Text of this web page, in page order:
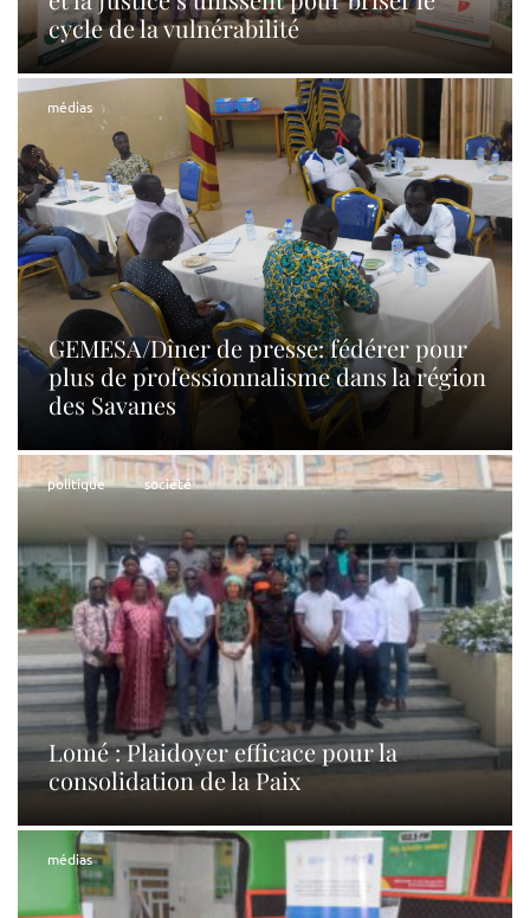
cycle de la vulnérabilité
médias
GEMESA/Dîner de presse: fédérer pour
plus de professionnalisme dans la région
des Savanes
politique société
Lomé : Plaidoyer efficace pour la
consolidation de la Paix
médias